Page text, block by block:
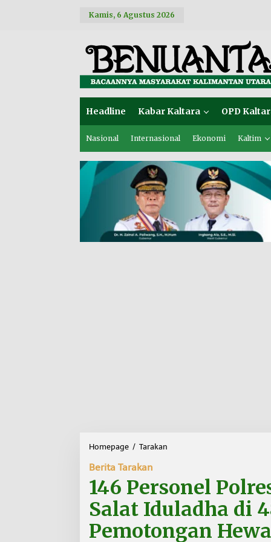
Kamis, 6 Agustus 2026
Headline Kabar Kaltara OPD
Nasional Internasional Ekonomi Kaltim
Homepage / Tarakan
e
Berita Tarakan
146 Personel
Salat Iduladha di
Pemotongan